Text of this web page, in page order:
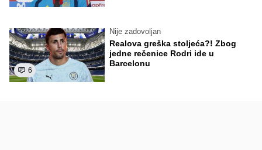
6
Nije zadovoljan
Realova greška stoljeća?! Zbog
jedne rečenice Rodri ide u
Barcelonu